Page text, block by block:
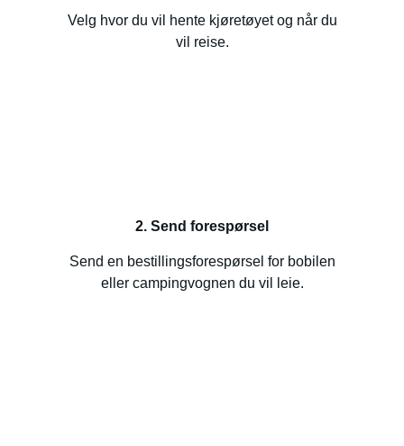
Velg hvor du vil hente kjøretøyet og når du
vil reise.
2. Send forespørsel
Send en bestillingsforespørsel for bobilen
eller campingvognen du vil leie.